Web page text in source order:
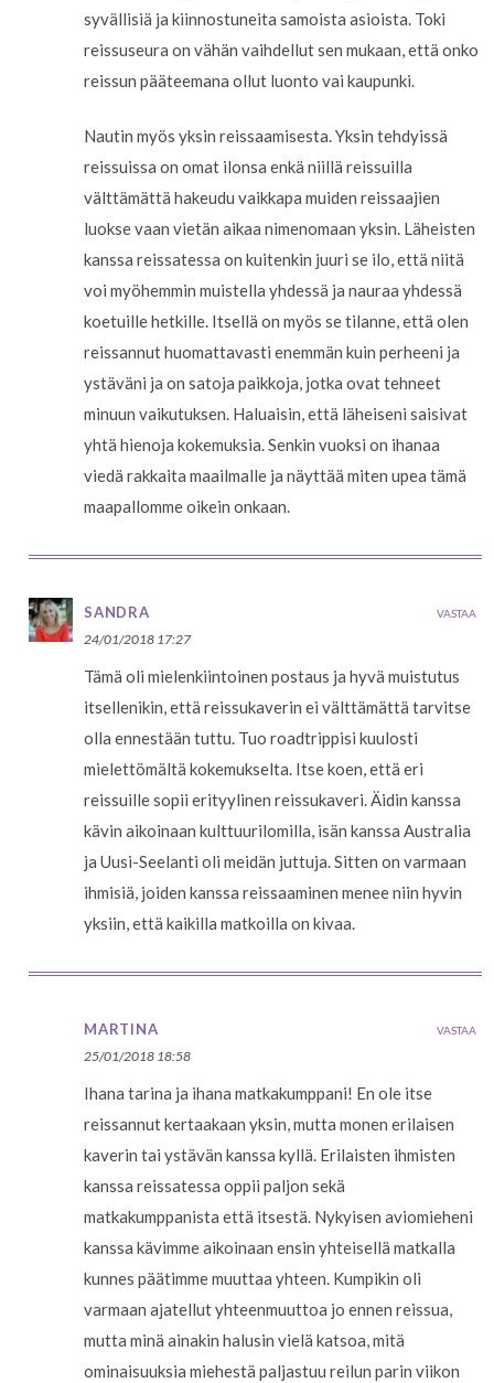
syvällisiä ja kiinnostuneita samoista asioista. Toki
reissuseura on vähän vaihdellut sen mukaan, että onko
reissun pääteemana ollut luonto vai kaupunki.
Nautin myös yksin reissaamisesta. Yksin tehdyissä
reissuissa on omat ilonsa enkä niillä reissuilla
välttämättä hakeudu vaikkapa muiden reissaajien
luokse vaan vietän aikaa nimenomaan yksin. Läheisten
kanssa reissatessa on kuitenkin juuri se ilo, että niitä
voi myöhemmin muistella yhdessä ja nauraa yhdessä
koetuille hetkille. Itsellä on myös se tilanne, että olen
reissannut huomattavasti enemmän kuin perheeni ja
ystäväni ja on satoja paikkoja, jotka ovat tehneet
minuun vaikutuksen. Haluaisin, että läheiseni saisivat
yhtä hienoja kokemuksia. Senkin vuoksi on ihanaa
viedä rakkaita maailmalle ja näyttää miten upea tämä
maapallomme oikein onkaan.
SANDRA
24/01/2018 17:27
Tämä oli mielenkiintoinen postaus ja hyvä muistutus
itsellenikin, että reissukaverin ei välttämättä tarvitse
olla ennestään tuttu. Tuo roadtrippisi kuulosti
mielettömältä kokemukselta. Itse koen, että eri
reissuille sopii erityylinen reissukaveri. Äidin kanssa
kävin aikoinaan kulttuurilomilla, isän kanssa Australia
ja Uusi-Seelanti oli meidän juttuja. Sitten on varmaan
ihmisiä, joiden kanssa reissaaminen menee niin hyvin
yksiin, että kaikilla matkoilla on kivaa.
VASTAA
MARTINA
25/01/2018 18:58
Ihana tarina ja ihana matkakumppani! En ole itse
reissannut kertaakaan yksin, mutta monen erilaisen
kaverin tai ystävän kanssa kyllä. Erilaisten ihmisten
kanssa reissatessa oppii paljon sekä
matkakumppanista että itsestä. Nykyisen aviomieheni
kanssa kävimme aikoinaan ensin yhteisellä matkalla
kunnes päätimme muuttaa yhteen. Kumpikin oli
varmaan ajatellut yhteenmuuttoa jo ennen reissua,
mutta minä ainakin halusin vielä katsoa, mitä
ominaisuuksia miehestä paljastuu reilun parin viikon
VASTAA